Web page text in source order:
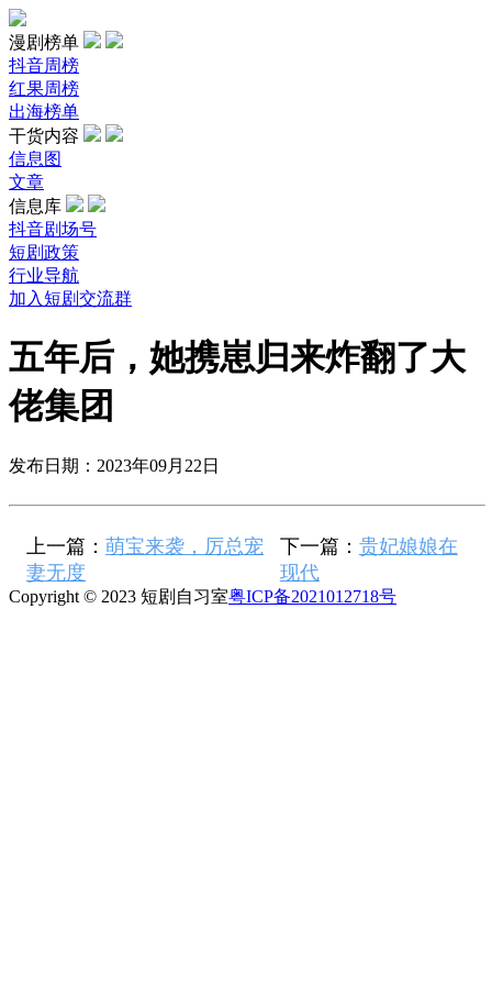
漫剧榜单
抖音周榜
红果周榜
出海榜单
干货内容
信息图
文章
信息库
抖音剧场号
短剧政策
行业导航
加入短剧交流群
五年后，她携崽归来炸翻了大
佬集团
发布日期：2023年09月22日
上一篇： 萌宝来袭，厉总宠
妻无度
下一篇： 贵妃娘娘在
现代
Copyright © 2023 短剧自习室粤ICP备2021012718号